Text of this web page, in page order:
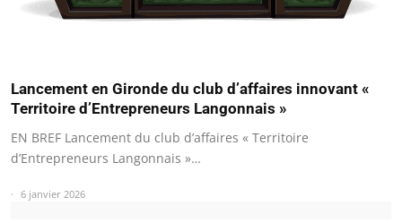
Lancement en Gironde du club d’affaires innovant «
Territoire d’Entrepreneurs Langonnais »
EN BREF Lancement du club d’affaires « Territoire
d’Entrepreneurs Langonnais »…
6 janvier 2026